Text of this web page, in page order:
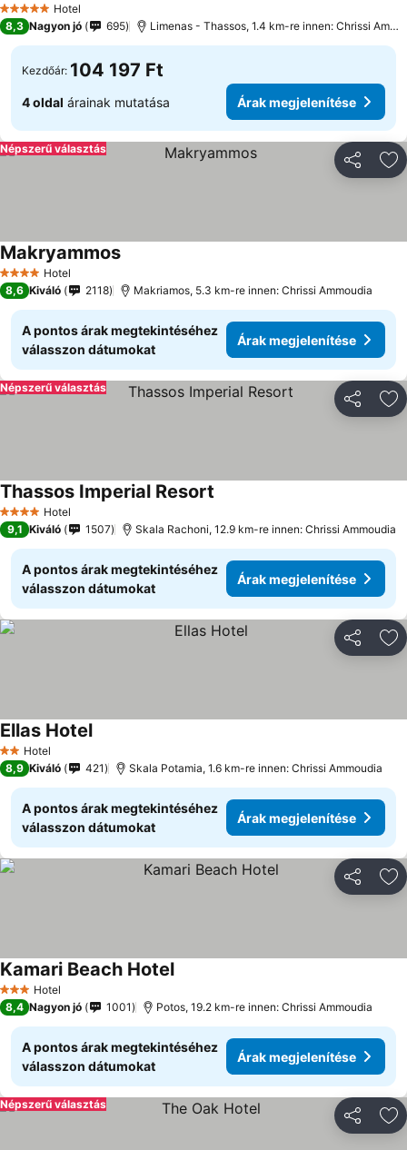
5 KategóriaHotel
8,3 Nagyon jó 695 Limenas - Thassos, 1.4 km-re innen: Chrissi Ammoudia
Kezdőár: 104 197 Ft
4 oldal árainak mutatása Árak megjelenítése
Népszerű választás
4 KategóriaHotel
Makryammos
8,6 Kiváló 2118 Makriamos, 5.3 km-re innen: Chrissi Ammoudia
A pontos árak megtekintéséhez
válasszon dátumokat
Árak megjelenítése
Népszerű választás
4 KategóriaHotel
Thassos Imperial Resort
9,1 Kiváló 1507 Skala Rachoni, 12.9 km-re innen: Chrissi Ammoudia
A pontos árak megtekintéséhez
válasszon dátumokat
Árak megjelenítése
2 Kategória
Hotel
Ellas Hotel
8,9 Kiváló 421 Skala Potamia, 1.6 km-re innen: Chrissi Ammoudia
A pontos árak megtekintéséhez
válasszon dátumokat
Árak megjelenítése
3 Kategória
Hotel
Kamari Beach Hotel
8,4 Nagyon jó 1001 Potos, 19.2 km-re innen: Chrissi Ammoudia
A pontos árak megtekintéséhez
válasszon dátumokat
Árak megjelenítése
Népszerű választás